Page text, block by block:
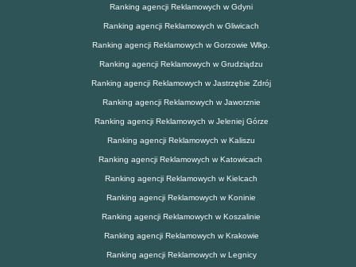
Ranking agencji Reklamowych w Gdyni
Ranking agencji Reklamowych w Gliwicach
Ranking agencji Reklamowych w Gorzowie Wlkp.
Ranking agencji Reklamowych w Grudziądzu
Ranking agencji Reklamowych w Jastrzębie Zdrój
Ranking agencji Reklamowych w Jaworznie
Ranking agencji Reklamowych w Jeleniej Górze
Ranking agencji Reklamowych w Kaliszu
Ranking agencji Reklamowych w Katowicach
Ranking agencji Reklamowych w Kielcach
Ranking agencji Reklamowych w Koninie
Ranking agencji Reklamowych w Koszalinie
Ranking agencji Reklamowych w Krakowie
Ranking agencji Reklamowych w Legnicy